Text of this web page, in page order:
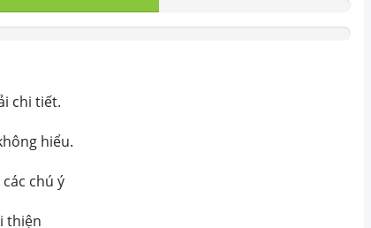
chi tiết.
hiểu.
chú ý
thiện